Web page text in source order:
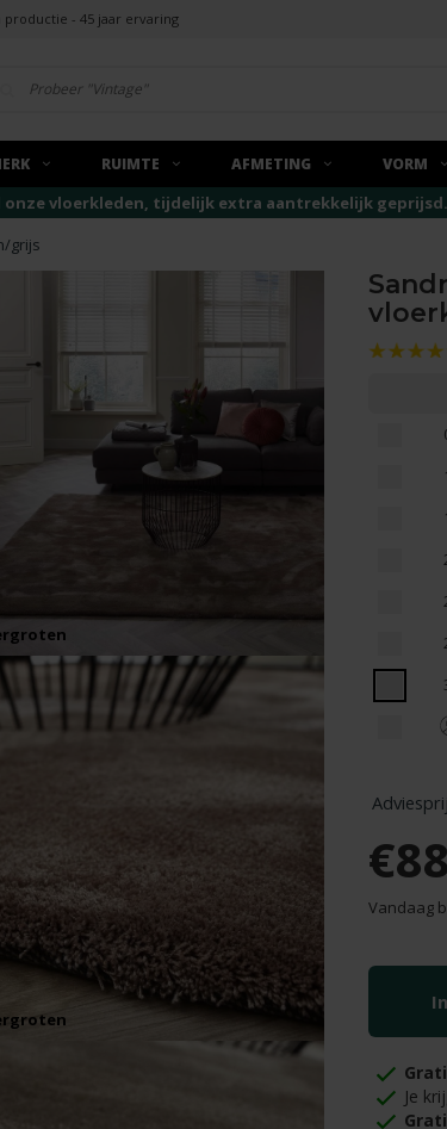
productie - 45 jaar ervaring
RUIMTE AFMETING VORM
vloerkleden, tijdelijk extra aantrekkelijk
grijs
Vandaag
Je